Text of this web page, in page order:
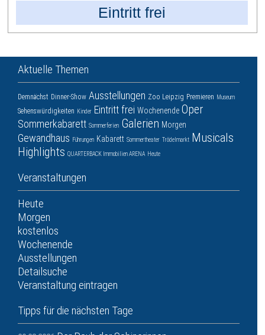
Eintritt frei
Aktuelle Themen
Demnächst Dinner-Show Ausstellungen Zoo Leipzig Premieren Museum
Sehenswürdigkeiten Kinder Eintritt frei Wochenende Oper
Sommerkabarett Sommerferien Galerien Morgen
Gewandhaus Führungen Kabarett Sommertheater Trödelmarkt Musicals
Highlights QUARTERBACK Immobilien ARENA Heute
Veranstaltungen
Heute
Morgen
kostenlos
Wochenende
Ausstellungen
Detailsuche
Veranstaltung eintragen
Tipps für die nächsten Tage